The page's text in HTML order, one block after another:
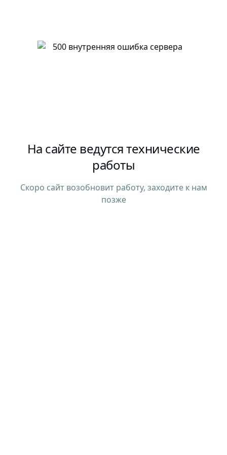
На сайте ведутся технические
работы
Скоро сайт возобновит работу, заходите к нам
позже